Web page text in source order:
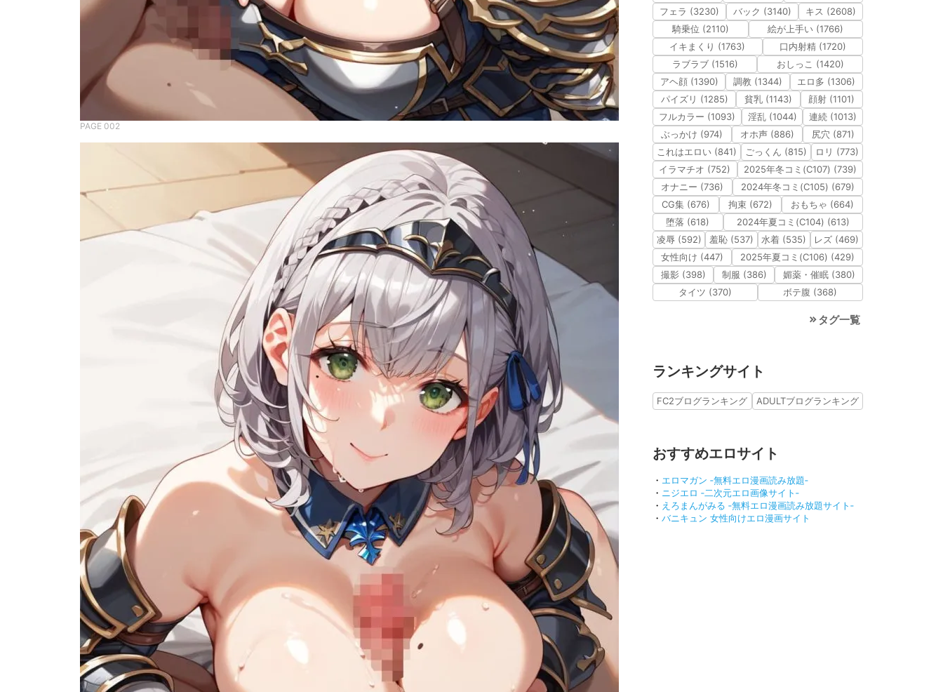
PAGE 002
フェラ (3230)
バック (3140)
キス (2608)
騎乗位 (2110)
絵が上手い (1766)
イキまくり (1763)
口内射精 (1720)
ラブラブ (1516)
おしっこ (1420)
アヘ顔 (1390)
調教 (1344)
エロ多 (1306)
パイズリ (1285)
貧乳 (1143)
顔射 (1101)
フルカラー (1093)
淫乱 (1044)
連続 (1013)
ぶっかけ (974)
オホ声 (886)
尻穴 (871)
これはエロい (841)
ごっくん (815)
ロリ (773)
イラマチオ (752)
2025年冬コミ(C107) (739)
オナニー (736)
2024年冬コミ(C105) (679)
CG集 (676)
拘束 (672)
おもちゃ (664)
堕落 (618)
2024年夏コミ(C104) (613)
凌辱 (592)
羞恥 (537) 水着 (535)
レズ (469)
女性向け (447)
2025年夏コミ(C106) (429)
撮影 (398)
制服 (386)
媚薬・催眠 (380)
タイツ (370)
ボテ腹 (368)
タグ一覧
ランキングサイト
FC2ブログランキング ADULTブログランキング
おすすめエロサイト
・ エロマガン ‐無料エロ漫画読み放題‐
・ ニジエロ ‐二次元エロ画像サイト‐
・ えろまんがみる ‐無料エロ漫画読み放題サイト‐
・ バニキュン 女性向けエロ漫画サイト